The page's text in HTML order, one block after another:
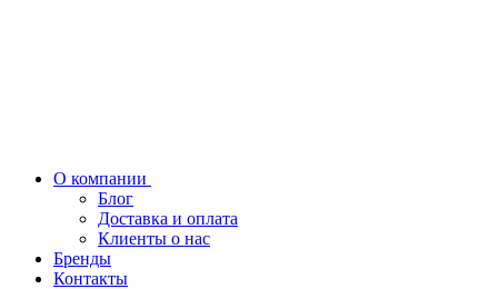
О компании
Блог
Доставка и оплата
Клиенты о нас
Бренды
Контакты